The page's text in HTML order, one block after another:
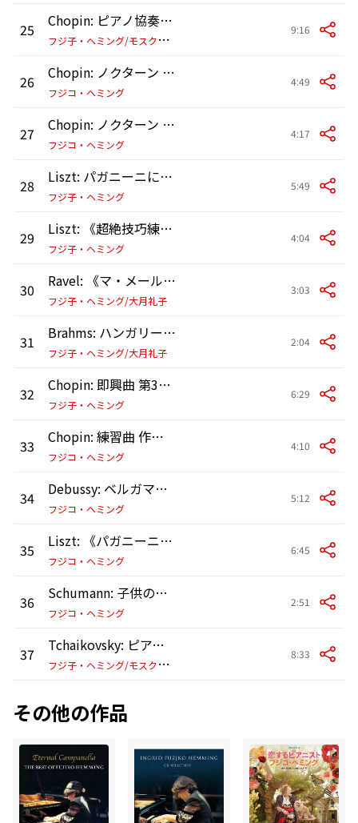
25
Chopin: ピアノ協奏曲 第2番 ヘ短調 作品21: 第2楽章: Larghetto
フ
ジ子・ヘミング/モスクワ・フィルハーモニー管弦楽団/ユーリ・シモノフ
9:16
26 Chopin: ノクターン 第1番 変ホ長調 作品9の1 (2017年、東京オペラシティにてライヴ録音)
フジコ・ヘミング
4:49
27 Chopin: ノクターン 第2番 変ホ長調 作品9の2 (パリの自宅・猫のちょんちょんとフジコの時間)
フジコ・ヘミング
4:17
28 Liszt: パガニーニによる大練習曲 S.141: 第3番 嬰ト短調 ラ・カンパネラ Allegretto (ヴァイオリン協奏曲 第2番に基づく) (1998年、旧東京音楽学校 奏楽堂にてライヴ録音)
フジ子・ヘミング
5:49
29 Liszt: 《超絶技巧練習曲》S. 139: 第5番: 鬼火 Allegretto (1983年、ストックホルムにてライヴ録音)
フジ子・ヘミング
4:04
30 Ravel: 《マ・メール・ロワ》: パゴダの女王レドロネット (1998年、旧東京音楽学校 奏楽堂にてライヴ録音)
フジ子・ヘミング/大月礼子
3:03
31 Brahms: ハンガリー舞曲 第5番 嬰ヘ短調 (1998年、旧東京音楽学校 奏楽堂にてライヴ録音)
フジ子・ヘミング/大月礼子
2:04
32 Chopin: 即興曲 第3番 変ト長調 作品51
フジ子・ヘミング
6:29
33 Chopin: 練習曲 作品10: 第3番 ホ長調《別れの曲》 (2020年、阿佐ヶ谷教会 無観客ソロ・ライブ)
フジコ・ヘミング
4:10
34 Debussy: ベルガマスク組曲: 第3曲: 月の光 (2021年、東美協会にてライヴ録音)
フジコ・ヘミング
5:12
35 Liszt: 《パガニーニによる大練習曲》 S. 141: 第3番 嬰ト短調 ラ・カンパネラ Allegretto (ヴァイオリン協奏曲 第2番に基づく) (2021年、東美教会(東京)にてライヴ録音)
フジコ・ヘミング
6:45
36 Schumann: 子供の情景 作品15: 第7曲: トロイメライ (2020年、阿佐ヶ谷教会 無観客ソロ・ライブ)
フジコ・ヘミング
2:51
37
Tchaikovsky: ピアノ協奏曲 第1番 変ロ短調 作品23: 第2楽章: Andantino semplice – Prestissimo – Tempo I (2003年、横浜にてライヴ録音)
フ
ジ子・ヘミング/モスクワ・フィルハーモニー管弦楽団/ユーリ・シモノフ
8:33
その他の作品